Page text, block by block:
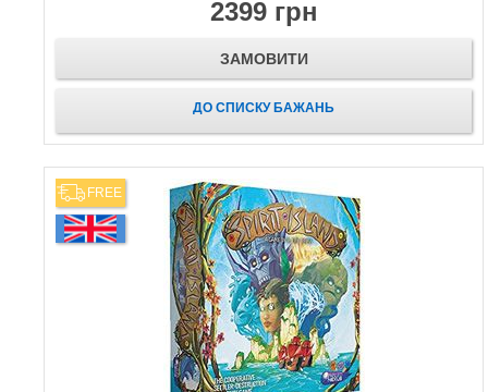
2399 грн
ЗАМОВИТИ
ДО СПИСКУ БАЖАНЬ
FREE